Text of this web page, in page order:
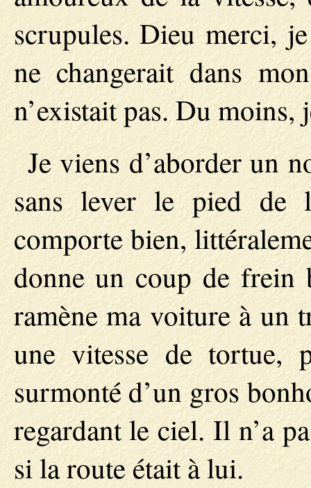
scrupules. Dieu merci,
ne changerait dans
n’existait pas. Du moins,
Je viens d’aborder un
sans lever le pied de
comporte bien,
donne un coup de frein
ramène ma voiture à un
une vitesse de tortue,
surmonté d’un gros
regardant le ciel. Il n’a
si la route était à lui.